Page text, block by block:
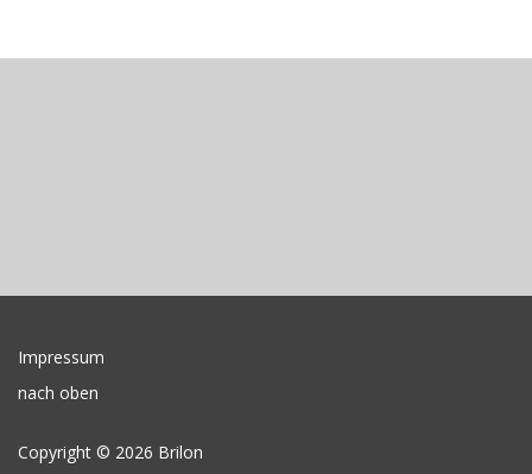
Impressum
nach oben
Copyright © 2026 Brilon